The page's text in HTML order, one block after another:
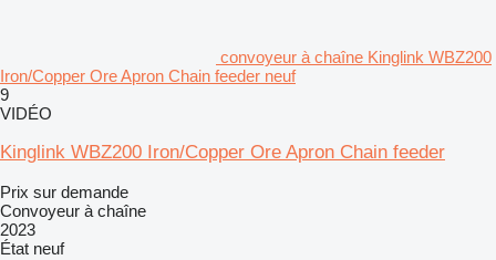
convoyeur à chaîne Kinglink WBZ200
Iron/Copper Ore Apron Chain feeder neuf
9
VIDÉO
Kinglink WBZ200 Iron/Copper Ore Apron Chain feeder
Prix sur demande
Convoyeur à chaîne
2023
État neuf